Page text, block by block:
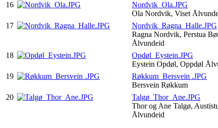
16
Nordvik_Ola.JPG
Ola Nordvik, Viset
17
Nordvik_Ragna_Halle.JPG
Ragna Nordvik, Perstua
Ålvundeid
18
Opdøl_Eystein.JPG
Eystein Opdøl, Oppdøl
19
Røkkum_Bersvein .JPG
Bersvein Røkkum
20
Talgø_Thor_Ane.JPG
Thor og Ane Talgø,
Ålvundeid